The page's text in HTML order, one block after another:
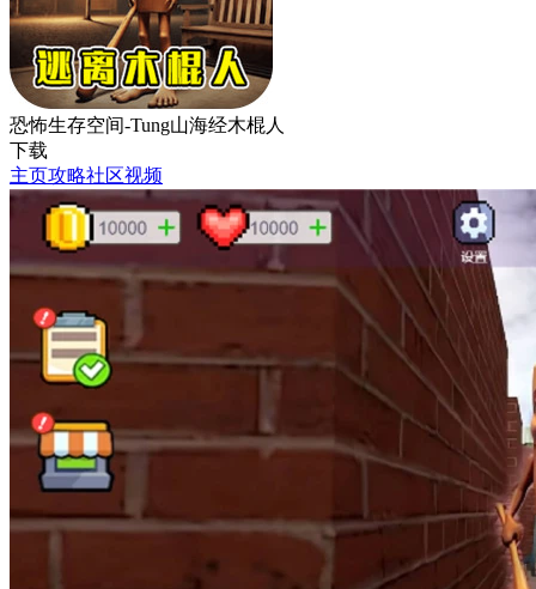
恐怖生存空间-Tung山海经木棍人
下载
主页攻略社区视频